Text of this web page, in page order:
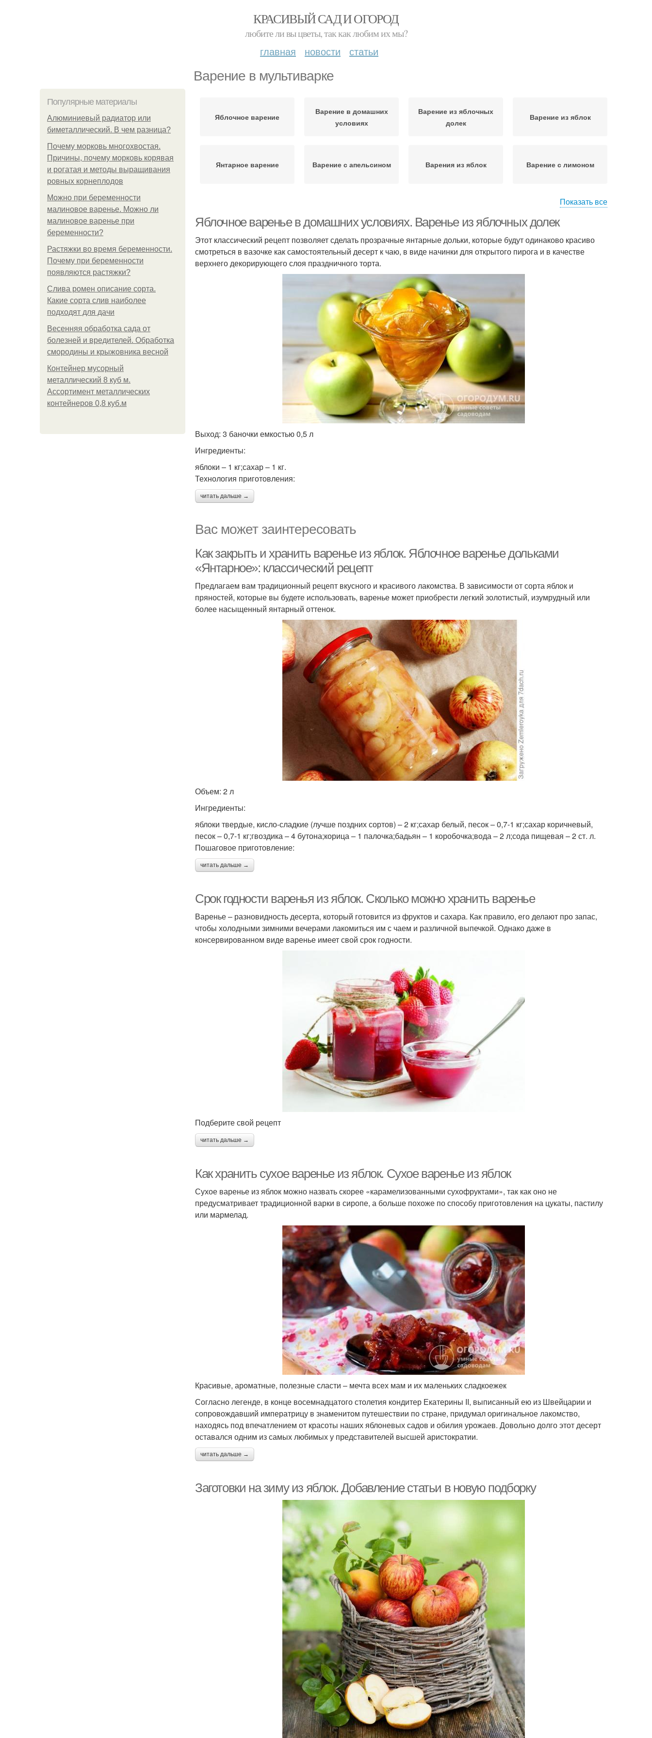
КРАСИВЫЙ САД И ОГОРОД
любите ли вы цветы, так как любим их мы?
главная новости статьи
Варение в мультиварке
Популярные материалы
Алюминиевый радиатор или
биметаллический. В чем разница?
Почему морковь многохвостая.
Причины, почему морковь корявая
и рогатая и методы выращивания
ровных корнеплодов
Можно при беременности
малиновое варенье. Можно ли
малиновое варенье при
беременности?
Растяжки во время беременности.
Почему при беременности
появляются растяжки?
Слива ромен описание сорта.
Какие сорта слив наиболее
подходят для дачи
Весенняя обработка сада от
болезней и вредителей. Обработка
смородины и крыжовника весной
Контейнер мусорный
металлический 8 куб м.
Ассортимент металлических
контейнеров 0,8 куб.м
Яблочное варение
Варение в домашних
условиях
Варение из яблочных
долек
Варение из яблок
Янтарное варение Варение с апельсином Варения из яблок Варение с лимоном
варение
Показать все
Яблочное варенье в домашних условиях. Варенье из яблочных долек
Этот классический рецепт позволяет сделать прозрачные янтарные дольки, которые будут одинаково красиво
смотреться в вазочке как самостоятельный десерт к чаю, в виде начинки для открытого пирога и в качестве
верхнего декорирующего слоя праздничного торта.
Выход: 3 баночки емкостью 0,5 л
Ингредиенты:
яблоки – 1 кг;сахар – 1 кг.
Технология приготовления:
читать дальше →
Вас может заинтересовать
Как закрыть и хранить варенье из яблок. Яблочное варенье дольками
«Янтарное»: классический рецепт
Предлагаем вам традиционный рецепт вкусного и красивого лакомства. В зависимости от сорта яблок и
пряностей, которые вы будете использовать, варенье может приобрести легкий золотистый, изумрудный или
более насыщенный янтарный оттенок.
Объем: 2 л
Ингредиенты:
яблоки твердые, кисло-сладкие (лучше поздних сортов) – 2 кг;сахар белый, песок – 0,7-1 кг;сахар коричневый,
песок – 0,7-1 кг;гвоздика – 4 бутона;корица – 1 палочка;бадьян – 1 коробочка;вода – 2 л;сода пищевая – 2 ст. л.
Пошаговое приготовление:
читать дальше →
Срок годности варенья из яблок. Сколько можно хранить варенье
Варенье – разновидность десерта, который готовится из фруктов и сахара. Как правило, его делают про запас,
чтобы холодными зимними вечерами лакомиться им с чаем и различной выпечкой. Однако даже в
консервированном виде варенье имеет свой срок годности.
Подберите свой рецепт
читать дальше →
Как хранить сухое варенье из яблок. Сухое варенье из яблок
Сухое варенье из яблок можно назвать скорее «карамелизованными сухофруктами», так как оно не
предусматривает традиционной варки в сиропе, а больше похоже по способу приготовления на цукаты, пастилу
или мармелад.
Красивые, ароматные, полезные сласти – мечта всех мам и их маленьких сладкоежек
Согласно легенде, в конце восемнадцатого столетия кондитер Екатерины II, выписанный ею из Швейцарии и
сопровождавший императрицу в знаменитом путешествии по стране, придумал оригинальное лакомство,
находясь под впечатлением от красоты наших яблоневых садов и обилия урожаев. Довольно долго этот десерт
оставался одним из самых любимых у представителей высшей аристократии.
читать дальше →
Заготовки на зиму из яблок. Добавление статьи в новую подборку